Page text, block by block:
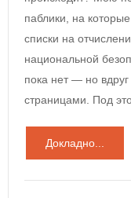
паблики, на
списки на
национальной
пока нет — но
страницами. Под
Докладно...